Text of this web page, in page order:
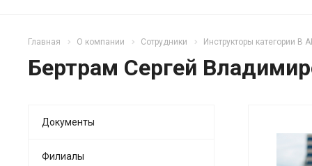
Главная О компании Сотрудники Инструкторы категории B
Бертрам Сергей
Документы
Филиалы